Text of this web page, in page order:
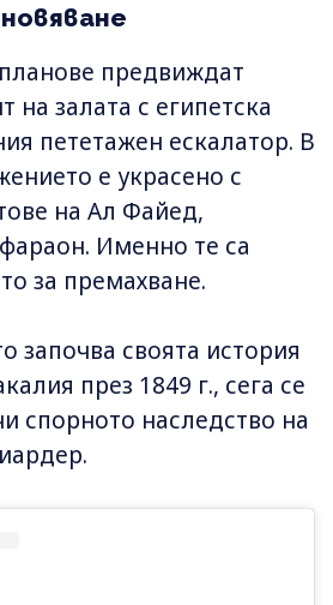
предвиждат
на залата с египетска
пететажен ескалатор. В
е украсено с
на Ал Файед,
Именно те са
за премахване.
започва своята история
през 1849 г., сега се
спорното наследство на